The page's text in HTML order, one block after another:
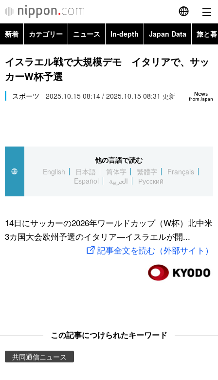
English
简体字
Русский
カテゴリー
経済・ビジネス
国際
文化
トップ
アーカイブ
In-depth
Japan Data
動画/Live
新着 カテゴリー ニュース In-depth Japan Data 旅と
政治・外交
経済・ビジネス
スポーツ・東京2020
Topics
イスラエル戦で大規模デモ イタリアで、サッ
カーW杯予選
News
from Japan
スポーツ 2025.10.15 08:14 / 2025.10.15 08:31 更新
他の言語で読む
English
日本語 简体字 繁體字
Français
Español
العربية Русский
14日にサッカーの2026年ワールドカップ（W杯）北中米
3カ国大会欧州予選のイタリア―イスラエルが開...
記事全文を読む（外部サイト）
この記事につけられたキーワード
共同通信ニュース